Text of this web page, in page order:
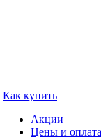
Как купить
Акции
Цены и оплата